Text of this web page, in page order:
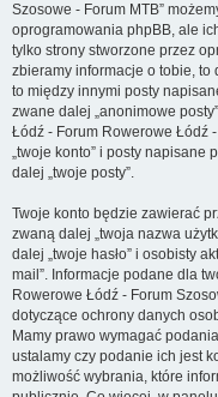
Szosowe - Forum MTB”
oprogramowania phpBB, ale
tylko strony stworzone przez
zbieramy informacje o tobie, to
to między innymi posty
zwane dalej „anonimowe
Łódź - Forum Rowerowe Łódź
„twoje konto” i posty napisane
dalej „twoje posty”.
Twoje konto będzie zawierać
zwaną dalej „twoja nazwa
dalej „twoje hasło” i osobisty
mail”. Informacje podane dla
Rowerowe Łódź - Forum
dotyczące ochrony danych
Mamy prawo wymagać
ustalamy czy podanie ich jest
możliwość wybrania, które